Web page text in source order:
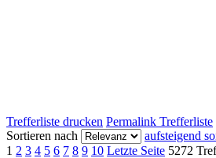
Trefferliste drucken Permalink Trefferliste
Sortieren nach
aufsteigend
1 2 3 4 5 6 7 8 9 10 Letzte Seite 5272